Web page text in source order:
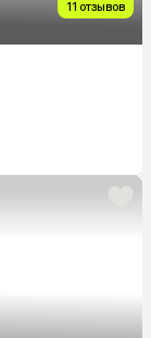
11 отзывов